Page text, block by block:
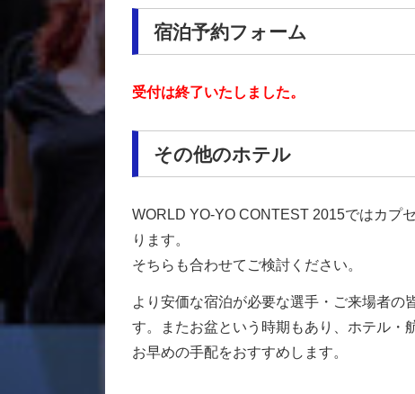
宿泊予約フォーム
受付は終了いたしました。
その他のホテル
WORLD YO-YO CONTEST 2015ではカプ
ります。
そちらも合わせてご検討ください。
より安価な宿泊が必要な選手・ご来場者の
す。またお盆という時期もあり、ホテル・
お早めの手配をおすすめします。